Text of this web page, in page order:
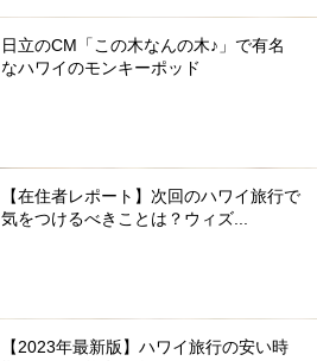
日立のCM「この木なんの木♪」で有名
なハワイのモンキーポッド
【在住者レポート】次回のハワイ旅行で
気をつけるべきことは？ウィズ...
【2023年最新版】ハワイ旅行の安い時